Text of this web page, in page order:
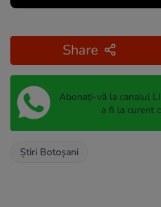
Share
Abonați-vă la canalul
a fi la curent
Știri Botoșani